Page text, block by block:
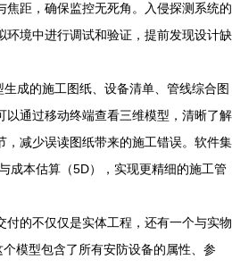
焦距，确保监控无死角。入侵探测系统的
环境中进行调试和验证，提前发现设计缺
生成的施工图纸、设备清单、管线综合图
以通过移动终端查看三维模型，清晰了解
，减少误读图纸带来的施工错误。软件集
成本估算（5D），实现更精细的施工管
付的不仅仅是实体工程，还有一个与实物
个模型包含了所有安防设备的属性、参